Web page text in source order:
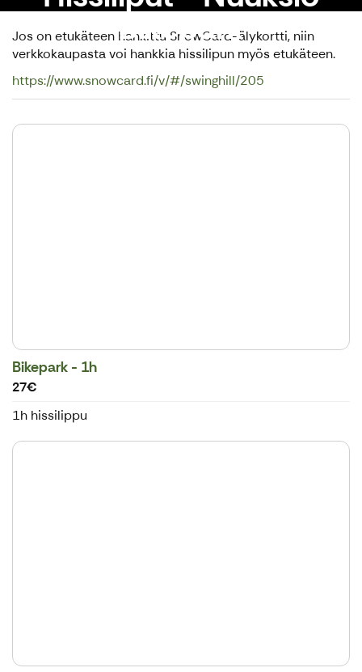
Bikepark
Jos on etukäteen hankittu SnowCard-älykortti, niin
verkkokaupasta voi hankkia hissilipun myös etukäteen.
https://www.snowcard.fi/v/#/swinghill/205
Bikepark - 1h
27€
1h hissilippu